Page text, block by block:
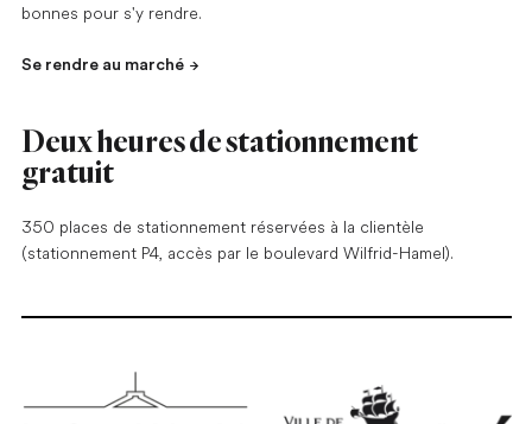
bonnes pour s'y rendre.
Se rendre au marché
Deux heures de stationnement
gratuit
350 places de stationnement réservées à la clientèle
(stationnement P4, accès par le boulevard Wilfrid-Hamel).